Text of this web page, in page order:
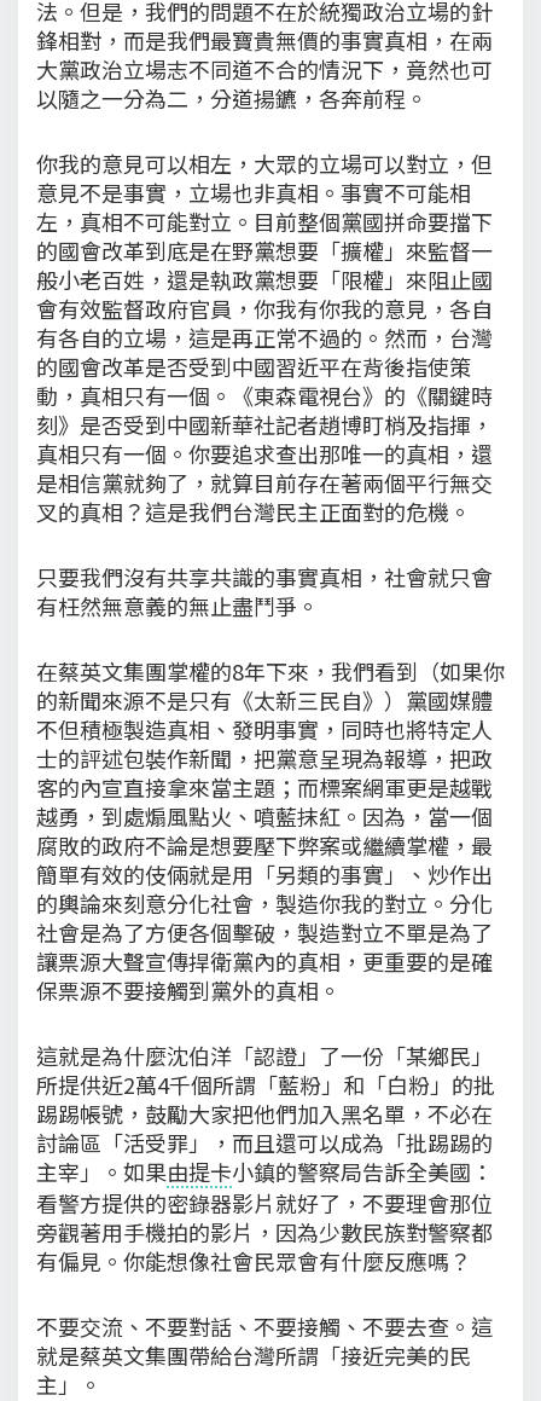
法。但是，我們的問題不在於統獨政治立場的針
鋒相對，而是我們最寶貴無價的事實真相，在兩
大黨政治立場志不同道不合的情況下，竟然也可
以隨之一分為二，分道揚鑣，各奔前程。
你我的意見可以相左，大眾的立場可以對立，但
意見不是事實，立場也非真相。事實不可能相
左，真相不可能對立。目前整個黨國拼命要擋下
的國會改革到底是在野黨想要「擴權」來監督一
般小老百姓，還是執政黨想要「限權」來阻止國
會有效監督政府官員，你我有你我的意見，各自
有各自的立場，這是再正常不過的。然而，台灣
的國會改革是否受到中國習近平在背後指使策
動，真相只有一個。《東森電視台》的《關鍵時
刻》是否受到中國新華社記者趙博盯梢及指揮，
真相只有一個。你要追求查出那唯一的真相，還
是相信黨就夠了，就算目前存在著兩個平行無交
叉的真相？這是我們台灣民主正面對的危機。
只要我們沒有共享共識的事實真相，社會就只會
有枉然無意義的無止盡鬥爭。
在蔡英文集團掌權的8年下來，我們看到（如果你
的新聞來源不是只有《太新三民自》）黨國媒體
不但積極製造真相、發明事實，同時也將特定人
士的評述包裝作新聞，把黨意呈現為報導，把政
客的內宣直接拿來當主題；而標案網軍更是越戰
越勇，到處煽風點火、噴藍抹紅。因為，當一個
腐敗的政府不論是想要壓下弊案或繼續掌權，最
簡單有效的伎倆就是用「另類的事實」、炒作出
的輿論來刻意分化社會，製造你我的對立。分化
社會是為了方便各個擊破，製造對立不單是為了
讓票源大聲宣傳捍衛黨內的真相，更重要的是確
保票源不要接觸到黨外的真相。
這就是為什麼沈伯洋「認證」了一份「某鄉民」
所提供近2萬4千個所謂「藍粉」和「白粉」的批
踢踢帳號，鼓勵大家把他們加入黑名單，不必在
討論區「活受罪」，而且還可以成為「批踢踢的
主宰」。如果由提卡小鎮的警察局告訴全美國：
看警方提供的密錄器影片就好了，不要理會那位
旁觀著用手機拍的影片，因為少數民族對警察都
有偏見。你能想像社會民眾會有什麼反應嗎？
不要交流、不要對話、不要接觸、不要去查。這
就是蔡英文集團帶給台灣所謂「接近完美的民
主」。